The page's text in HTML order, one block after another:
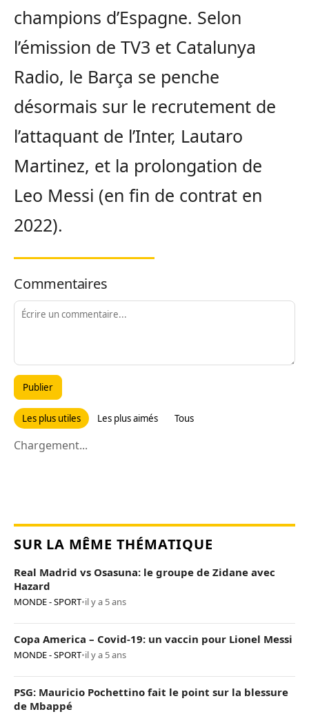
champions d’Espagne. Selon
l’émission de TV3 et Catalunya
Radio, le Barça se penche
désormais sur le recrutement de
l’attaquant de l’Inter, Lautaro
Martinez, et la prolongation de
Leo Messi (en fin de contrat en
2022).
Commentaires
Publier
Les plus utiles Les plus aimés Tous
Chargement...
SUR LA MÊME THÉMATIQUE
Real Madrid vs Osasuna: le groupe de Zidane avec
Hazard
MONDE - SPORT•il y a 5 ans
Copa America – Covid-19: un vaccin pour Lionel Messi
MONDE - SPORT•il y a 5 ans
PSG: Mauricio Pochettino fait le point sur la blessure
de Mbappé